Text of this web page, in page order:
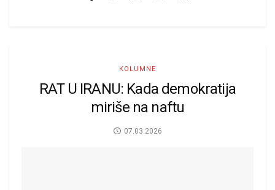
KOLUMNE
RAT U IRANU: Kada demokratija
miriše na naftu
07.03.2026